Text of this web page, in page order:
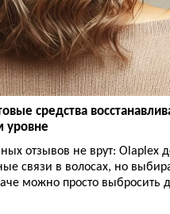
средства
уровне
отзывов не врут: Olaplex
связи в волосах, но
можно просто выбросить